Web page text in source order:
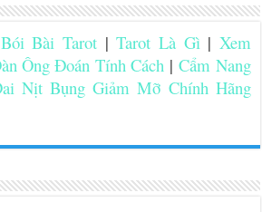
Bài Tarot |Tarot Là Gì| Xem
Ông Đoán Tính Cách |Cẩm Nang
Nịt Bụng Giảm Mỡ Chính Hãng